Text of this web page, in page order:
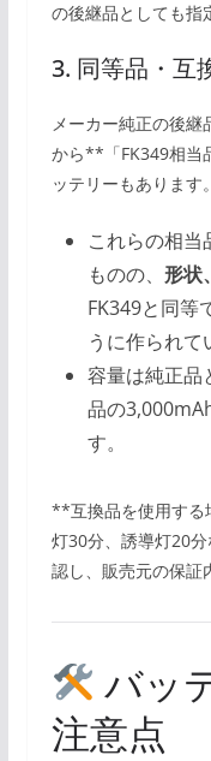
の後継品としても指
3. 同等品・互
メーカー純正の後継
から**「FK349相当
ッテリーもあります。
これらの相当
ものの、 形状
FK349と同等
うに作られて
容量は純正品
品の
す。
**互換品を使用する
灯30分、誘導灯20
認し、販売元の保証
バッ
注意点